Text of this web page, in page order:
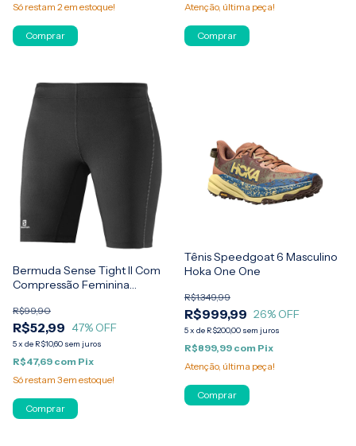
Só restam 2 em estoque!
Comprar
Atenção, última peça!
Comprar
Bermuda Sense Tight II Com
Compressão Feminina
R$52,99
R$99,90
47% OFF
5x de R$10,60 sem juros
R$47,69 com Pix
Só restam 3em estoque!
Comprar
Tênis Speedgoat 6 Masculino
Hoka One One
R$999,99
R$1.349,99
26% OFF
5x de R$200,00 sem juros
R$899,99 com Pix
Atenção, última peça!
Comprar